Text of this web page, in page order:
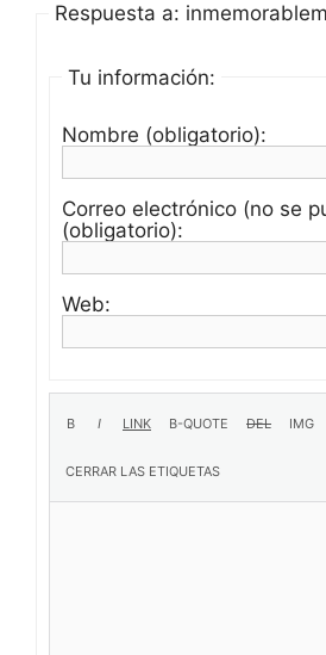
Respuesta a:
Tu información:
Nombre (obligatorio):
Correo electrónico (no se
(obligatorio):
Web: